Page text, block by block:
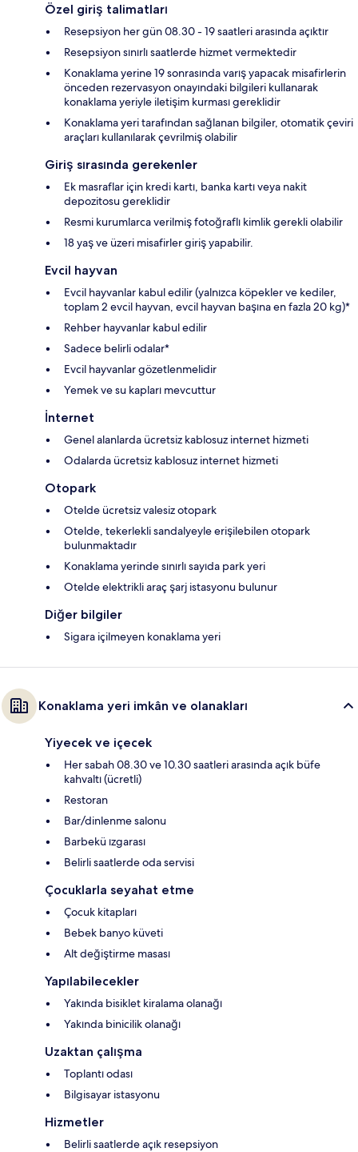
Özel giriş talimatları
Resepsiyon her gün 08.30 - 19 saatleri arasında açıktır
Resepsiyon sınırlı saatlerde hizmet vermektedir
Konaklama yerine 19 sonrasında varış yapacak misafirlerin
önceden rezervasyon onayındaki bilgileri kullanarak
konaklama yeriyle iletişim kurması gereklidir
Konaklama yeri tarafından sağlanan bilgiler, otomatik çeviri
araçları kullanılarak çevrilmiş olabilir
Giriş sırasında gerekenler
Ek masraflar için kredi kartı, banka kartı veya nakit
depozitosu gereklidir
Resmi kurumlarca verilmiş fotoğraflı kimlik gerekli olabilir
18 yaş ve üzeri misafirler giriş yapabilir.
Evcil hayvan
Evcil hayvanlar kabul edilir (yalnızca köpekler ve kediler,
toplam 2 evcil hayvan, evcil hayvan başına en fazla 20 kg)*
Rehber hayvanlar kabul edilir
Sadece belirli odalar*
Evcil hayvanlar gözetlenmelidir
Yemek ve su kapları mevcuttur
İnternet
Genel alanlarda ücretsiz kablosuz internet hizmeti
Odalarda ücretsiz kablosuz internet hizmeti
Otopark
Otelde ücretsiz valesiz otopark
Otelde, tekerlekli sandalyeyle erişilebilen otopark
bulunmaktadır
Konaklama yerinde sınırlı sayıda park yeri
Otelde elektrikli araç şarj istasyonu bulunur
Diğer bilgiler
Sigara içilmeyen konaklama yeri
Konaklama yeri imkân ve olanakları
Yiyecek ve içecek
Her sabah 08.30 ve 10.30 saatleri arasında açık büfe
kahvaltı (ücretli)
Restoran
Bar/dinlenme salonu
Barbekü ızgarası
Belirli saatlerde oda servisi
Çocuklarla seyahat etme
Çocuk kitapları
Bebek banyo küveti
Alt değiştirme masası
Yapılabilecekler
Yakında bisiklet kiralama olanağı
Yakında binicilik olanağı
Uzaktan çalışma
Toplantı odası
Bilgisayar istasyonu
Hizmetler
Belirli saatlerde açık resepsiyon